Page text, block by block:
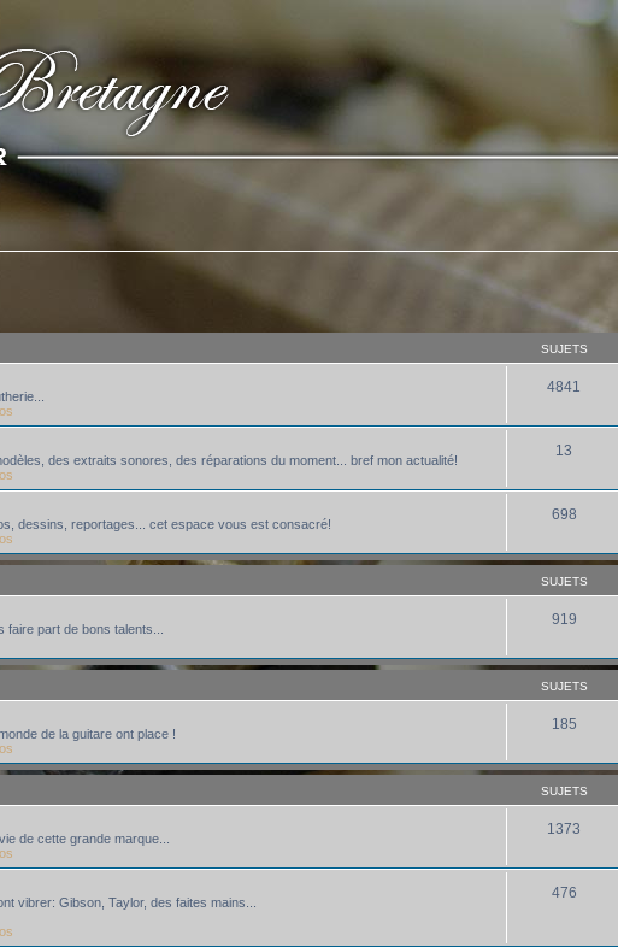
SUJETS
4841
des extraits sonores, des réparations du moment... bref mon actualité!
13
dessins, reportages... cet espace vous est consacré!
698
SUJETS
part de bons talents...
919
SUJETS
de la guitare ont place !
185
SUJETS
de cette grande marque...
1373
vibrer: Gibson, Taylor, des faites mains...
476